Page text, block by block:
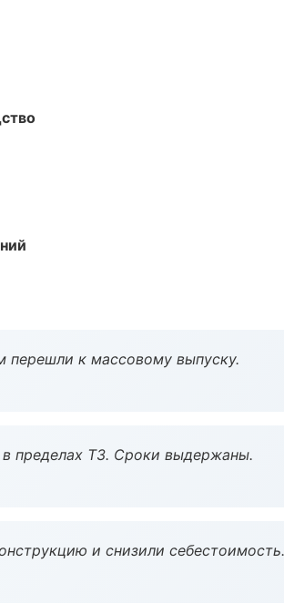
перешли к массовому выпуску.
пределах ТЗ. Сроки выдержаны.
и снизили себестоимость.